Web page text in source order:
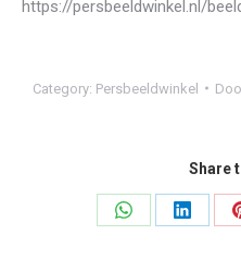
https://persbeeldwinkel.nl/
Category: Persbeeldwinkel
Share
Share
Share